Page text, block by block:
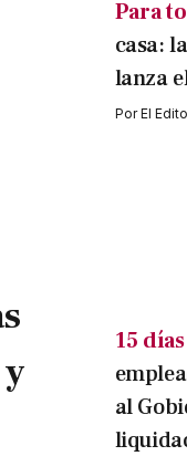
Para
casa:
lanza
PorEl
15
al